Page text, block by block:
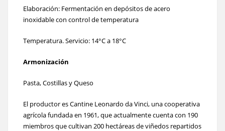
Elaboración: Fermentación en depósitos de acero
inoxidable con control de temperatura
Temperatura. Servicio: 14°C a 18°C
Armonización
Pasta, Costillas y Queso
El productor es Cantine Leonardo da Vinci, una cooperativa
agrícola fundada en 1961, que actualmente cuenta con 190
miembros que cultivan 200 hectáreas de viñedos repartidos